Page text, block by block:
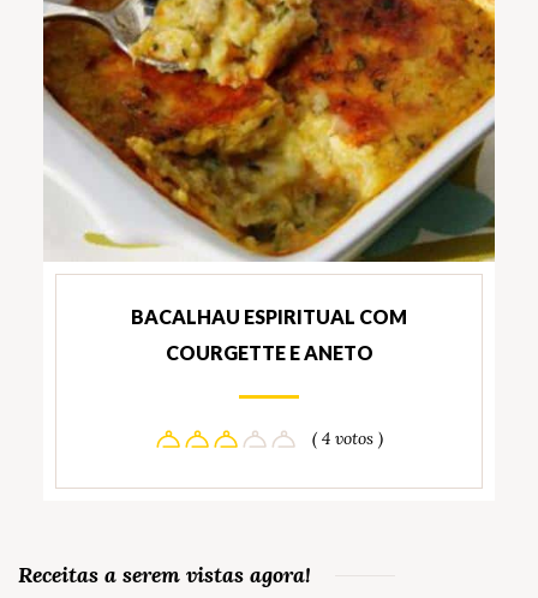
BACALHAU ESPIRITUAL COM
COURGETTE E ANETO
( 4 votos )
Receitas a serem vistas agora!